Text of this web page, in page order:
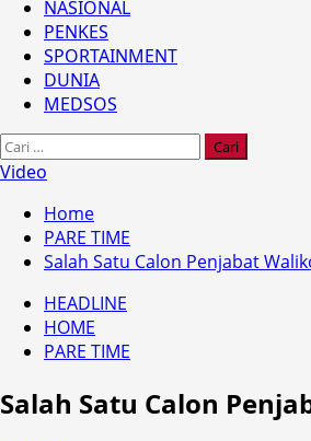
NASIONAL
PENKES
SPORTAINMENT
DUNIA
MEDSOS
Cari
untuk:
Video
Home
PARE TIME
Salah Satu Calon Penjabat
HEADLINE
HOME
PARE TIME
Salah Satu Calon